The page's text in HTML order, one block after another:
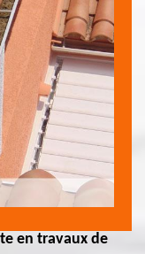
en travaux de